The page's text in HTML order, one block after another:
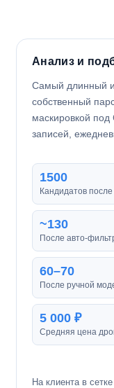
Анализ и
Самый длинный и
собственный
маскировкой
записей,
1500
Кандидатов
~130
После авто-
60–70
После ручной
5 000 ₽
Средняя цена
На клиента в